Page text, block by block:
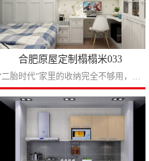
合肥原屋定制榻榻米033
“二胎时代”家里的收纳完全不够用，可以参考该设计方案。小房间内包含了衣柜、床、书柜，再多的东西也能储藏完。...